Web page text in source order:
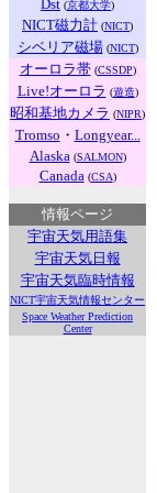
Dst (京都大学)
NICT磁力計 (NICT)
シベリア磁場(NICT)
オーロラ帯(CSSDP)
Live!オーロラ (遊造)
昭和基地カメラ (NIPR)
Tromso ・ Longyear...
Alaska (SALMON)
Canada (CSA)
情報ページ
宇宙天気用語集
宇宙天気日報
宇宙天気臨時情報
NICT宇宙天気情報センター
Space Weather Prediction
Center